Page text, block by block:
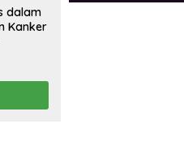
dalam
Kanker